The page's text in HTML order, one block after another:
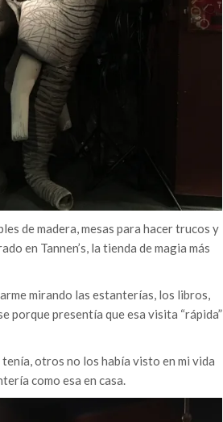
de madera, mesas para hacer trucos y
en Tannen’s, la tienda de magia más
mirando las estanterías, los libros,
presentía que esa visita “rápida”
otros no los había visto en mi vida
como esa en casa.